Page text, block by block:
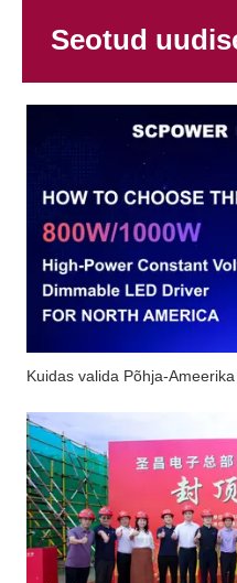
Seotud